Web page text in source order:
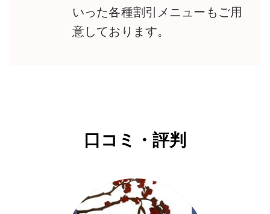
いった各種割引メニューもご用
意しております。
口コミ・評判